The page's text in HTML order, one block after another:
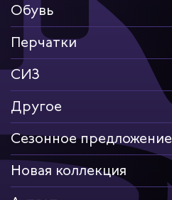
Обувь
Перчатки
СИЗ
Другое
Сезонное предложение
Новая коллекция